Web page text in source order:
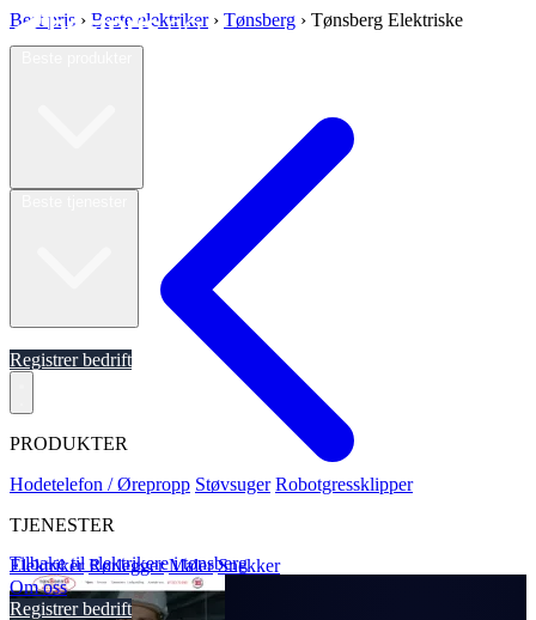
Registrer bedrift
PRODUKTER
Hodetelefon / Ørepropp Støvsuger Robotgressklipper
TJENESTER
Elektriker Rørlegger Maler Snekker
Om oss
Registrer bedrift
Best pris › Beste elektriker › Tønsberg › Tønsberg Elektriske
Tilbake til elektrikere i tønsberg